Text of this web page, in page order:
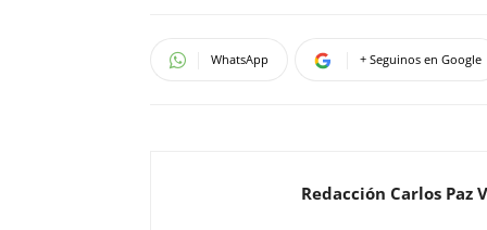
WhatsApp + Seguinos en Google
Redacción Carlos Paz